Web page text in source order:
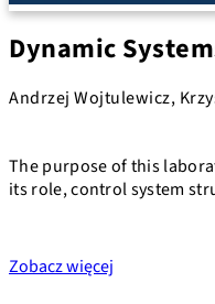
Dynamic
Andrzej Wojtulewicz,
The purpose of this
its role, control system
Zobacz więcej